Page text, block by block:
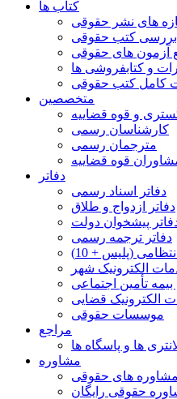
کتاب ها
های نشر حقوقی
کتب حقوقی
آزمون های حقوقی
و کتابفروشی ها
کامل کتب حقوقی
متخصصین
و قوه قضاییه
کارشناسان رسمی
مترجمان رسمی
قوه قضاییه
دفاتر
دفاتر اسناد رسمی
دفاتر ازدواج و طلاق
پیشخوان دولت
دفاتر ترجمه رسمی
(پلیس + 10)
الکترونیک شهر
تأمین اجتماعی
الکترونیک قضایی
موسسات حقوقی
مراجع
ها و پاسگاه ها
مشاوره
مشاوره های حقوقی
حقوقی رایگان